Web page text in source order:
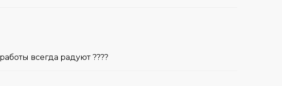
всегда радуют ????